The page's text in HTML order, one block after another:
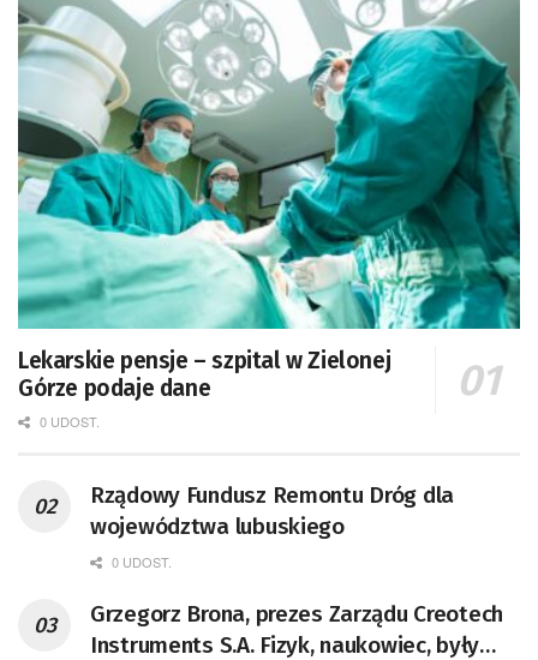
Lekarskie pensje – szpital w Zielonej
Górze podaje dane
0 UDOST.
Rządowy Fundusz Remontu Dróg dla
województwa lubuskiego
0 UDOST.
Grzegorz Brona, prezes Zarządu Creotech
Instruments S.A. Fizyk, naukowiec, były